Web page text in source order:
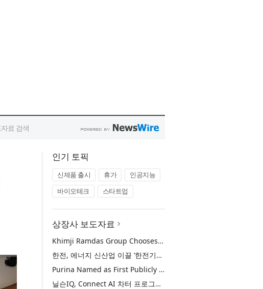
인기 토픽
신제품 출시 휴가
인공지능
바이오테크
스타트업
상장사 보도자료
Khimji Ramdas Group Chooses Rimini Street to Reduce SAP Support Costs, Protect 700+ Customizations and Reinvest Savings in Innovation
한전, 에너지 신산업 이끌 ‘한전기술지주’ 공식 출범
Purina Named as First Publicly Announced NIQ ConnectAI Charter Client
닐슨IQ, Connect AI 차터 프로그램 최초 고객사 ‘퓨리나’ 선정